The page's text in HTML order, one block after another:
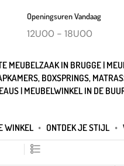
Openingsuren Vandaag
12U00 - 18U00
MEUBELZAAK IN BRUGGE |
BOXSPRINGS,
| MEUBELWINKEL IN DE
WINKEL ONTDEK JE STIJL